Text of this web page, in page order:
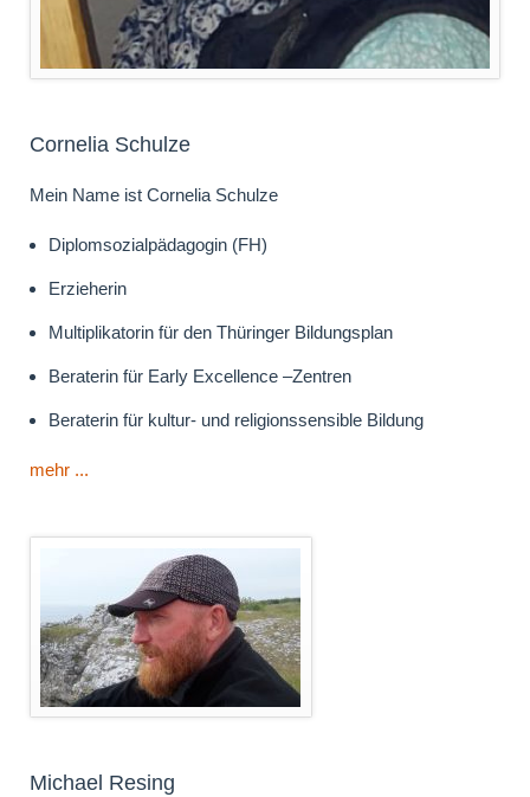
Cornelia Schulze
Mein Name ist Cornelia Schulze
Diplomsozialpädagogin (FH)
Erzieherin
Multiplikatorin für den Thüringer Bildungsplan
Beraterin für Early Excellence –Zentren
Beraterin für kultur- und religionssensible Bildung
mehr ...
Michael Resing